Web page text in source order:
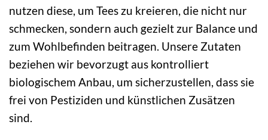
nutzen diese, um Tees zu kreieren, die nicht nur
schmecken, sondern auch gezielt zur Balance und
zum Wohlbefinden beitragen. Unsere Zutaten
beziehen wir bevorzugt aus kontrolliert
biologischem Anbau, um sicherzustellen, dass sie
frei von Pestiziden und künstlichen Zusätzen
sind.